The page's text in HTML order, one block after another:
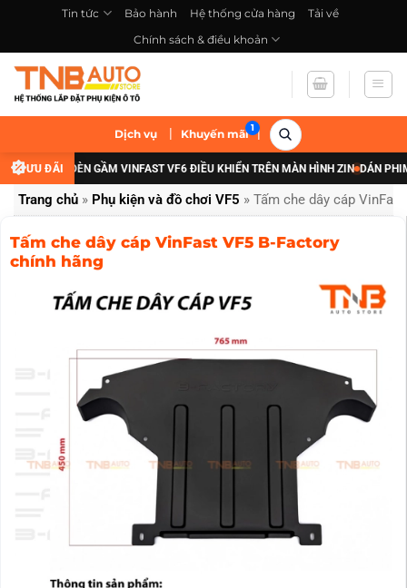
nội
dung
Tin tức Bảo hành Hệ thống cửa hàng
Tải về
Chính sách & điều khoản
Dịch vụ | Khuyến mãi |
ƯU ĐÃI
CẤP ĐÈN GẦM VINFAST VF6 ĐIỀU KHIỂN TRÊN MÀN HÌNH ZIN DÁN PHIM
Trang chủ » Phụ kiện và đồ chơi VF5 » Tấm che dây cáp
Tấm che dây cáp VinFast VF5 B-Factory
chính hãng